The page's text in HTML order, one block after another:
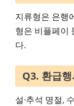
지류형은 은행
형은 비플페이
다.
Q3. 환급
설·추석 명절,